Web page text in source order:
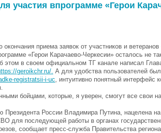
участия впрограмме «Герои
окончания приема заявок от участников и
«Герои Карачаево-Черкесии» осталось не
этом в своем официальном ТГ канале написал
geroikchr.ru/. А для удобства пользователей
registratsii-i-uc , интуитивно понятный интерфейс
бойцами, которые, я уверен, смогут все свои
России Владимира Путина, нацелена на
для последующей работы в органах
сообщает пресс-служба Правительства региона